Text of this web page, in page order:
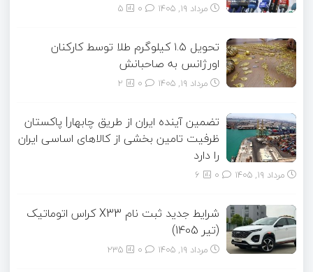
مرداد ۱۹, ۱۴۰۵ 5
تحویل ۱.۵ کیلوگرم طلا توسط کارکنان
اورژانس به صاحبانش
مرداد ۱۹, ۱۴۰۵ 2
تضمین آینده ایران از طریق چابهار| پاکستان
ظرفیت تامین بخشی از کالاهای اساسی ایران
را دارد
مرداد ۱۹, ۱۴۰۵ 6
شرایط جدید ثبت نام X33 کراس اتوماتیک
(تیر 1405)
مرداد ۱۹, ۱۴۰۵ 235